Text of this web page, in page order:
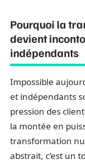
Pourquoi la
devient
indépendants
Impossible
et indépendants
pression des
la montée en
transformation
abstrait, c’est un